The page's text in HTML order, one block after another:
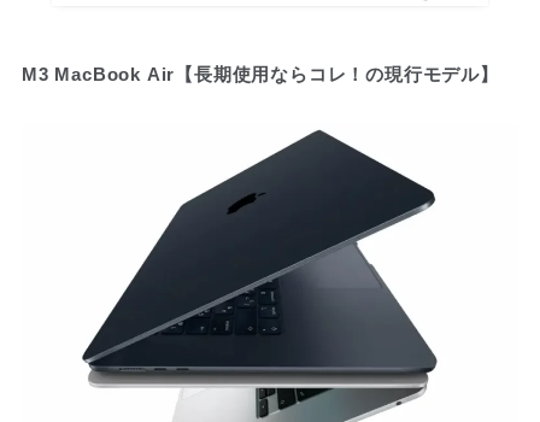
M3 MacBook Air【長期使用ならコレ！の現行モデル】